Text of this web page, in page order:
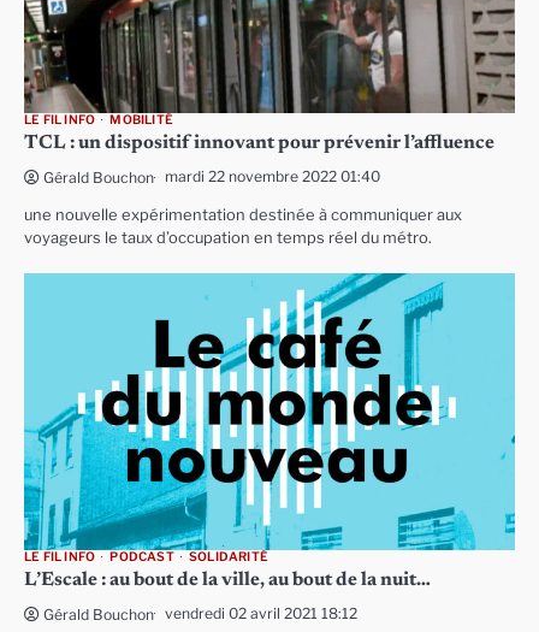
LE FIL INFO MOBILITÉ
TCL : un dispositif innovant pour prévenir l’affluence
Gérald Bouchon mardi 22 novembre 2022 01:40
une nouvelle expérimentation destinée à communiquer aux
voyageurs le taux d’occupation en temps réel du métro.
LE FIL INFO PODCAST SOLIDARITÉ
L’Escale : au bout de la ville, au bout de la nuit…
Gérald Bouchon vendredi 02 avril 2021 18:12